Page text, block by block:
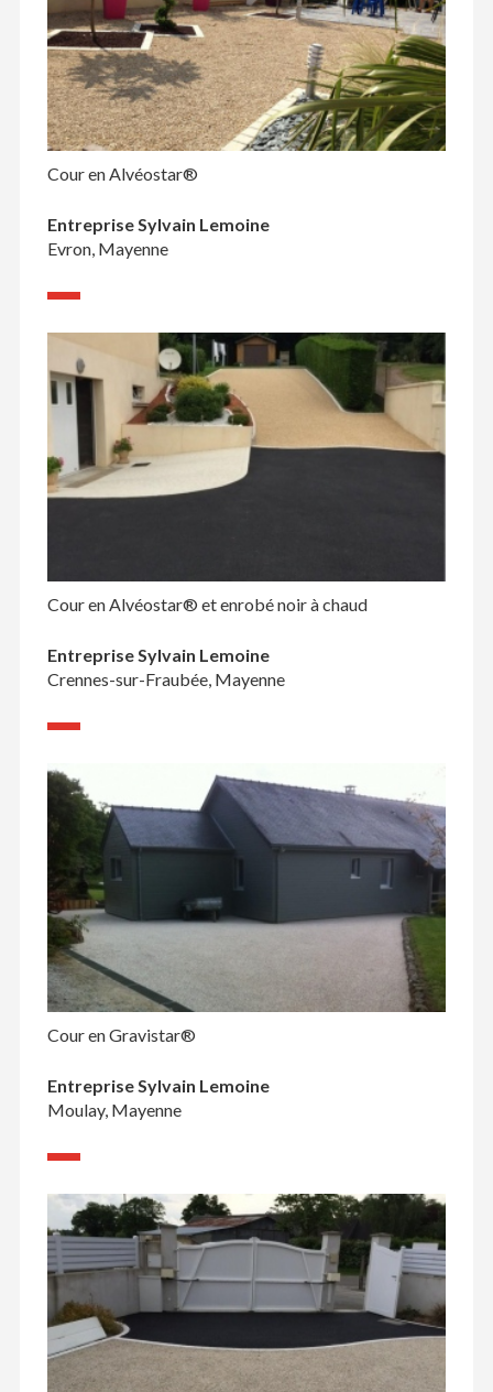
Cour en Alvéostar®
Entreprise Sylvain Lemoine
Evron, Mayenne
Cour en Alvéostar® et enrobé noir à chaud
Entreprise Sylvain Lemoine
Crennes-sur-Fraubée, Mayenne
Cour en Gravistar®
Entreprise Sylvain Lemoine
Moulay, Mayenne